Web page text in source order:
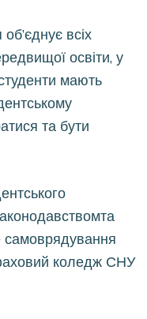
всіх
освіти, у
мають
та бути
коледж СНУ